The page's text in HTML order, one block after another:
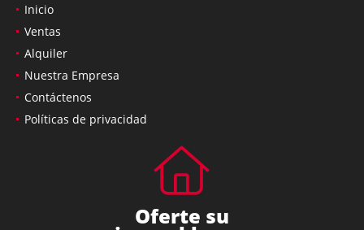
Inicio
Ventas
Alquiler
Nuestra Empresa
Contáctenos
Políticas de privacidad
Oferte su